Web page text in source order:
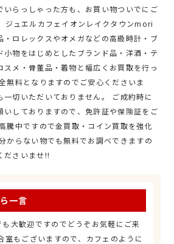
いらっしゃった方も、お買い物ついでにご
ジュエルカフェイオンレイクタウンmori
・ロレックスやオメガなどの高級時計・ブ
小物をはじめとしたブランド品・洋酒・テ
スメ・骨董品・着物と幅広くお買取を行っ
無料となりますのでご安心くださいま
切いただいておりません。 ご成約時に
いしておりますので、免許証や保険証をご
騰中ですので金買取・コイン買取を強化
からない物でも無料でお調べできますの
ださいませ!!
一言
大歓迎ですのでどうぞお気軽にご来
室もございますので、カフェのように